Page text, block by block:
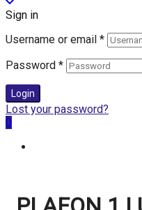
Sign in
Username or email *
Password *
Login
Lost your password?
0